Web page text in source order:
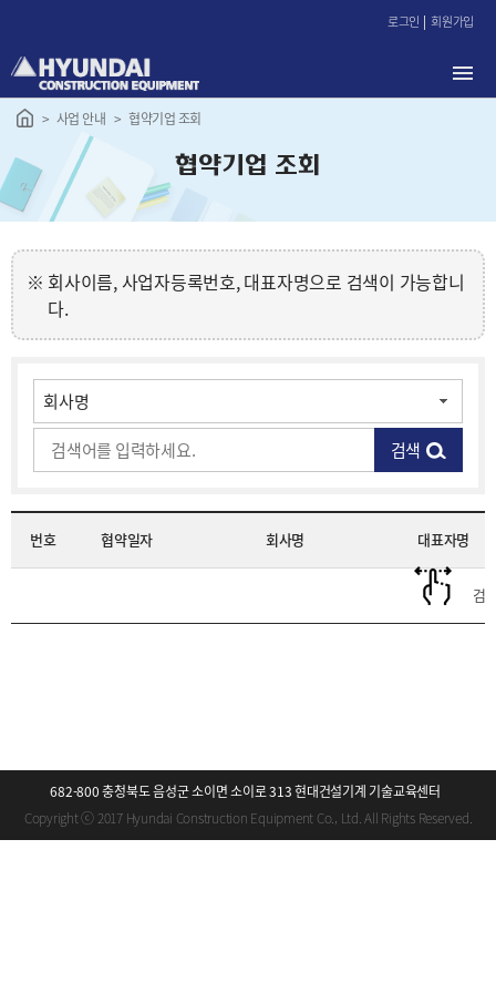
로
가
로그인 회원가입
사업 안내 협약기업 조회
협약기업 조회
회사이름, 사업자등록번호, 대표자명으로 검색이 가능합니
다.
검색
번호 협약일자 회사명 대표자명
검
682-800 충청북도 음성군 소이면 소이로 313 현대건설기계 기술교육센터
Copyright ⓒ 2017 Hyundai Construction Equipment Co., Ltd. All Rights Reserved.